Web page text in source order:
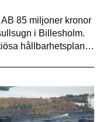
85 miljoner kronor
i Billesholm.
hållbarhetsplan…